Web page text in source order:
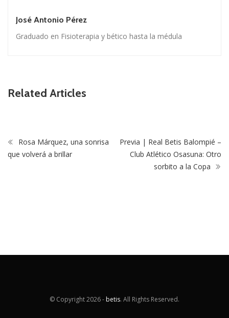
José Antonio Pérez
Graduado en Fisioterapia y bético hasta la médula
Related Articles
Rosa Márquez, una sonrisa
que volverá a brillar
Previa | Real Betis Balompié –
Club Atlético Osasuna: Otro
sorbito a la Copa
© Copyright2026 - betis. All Rights Reserved.